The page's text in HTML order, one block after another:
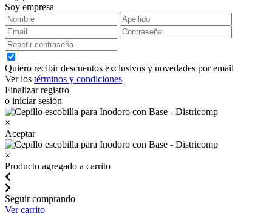
Soy empresa
Quiero recibir descuentos exclusivos y novedades por email
Ver los términos y condiciones
Finalizar registro
o iniciar sesión
×
Aceptar
×
Producto agregado a carrito
Seguir comprando
Ver carrito